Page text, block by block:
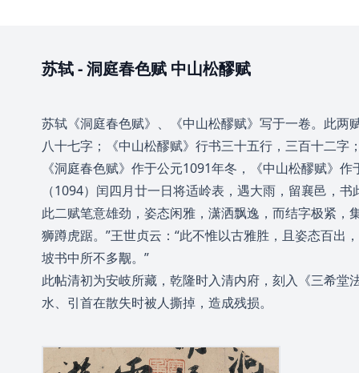
苏轼-洞庭春色赋 中山松醪赋
苏轼《洞庭春色赋》、《中山松醪赋》写于一卷。此
八十七字；《中山松醪赋》行书三十五行，三百十二
《洞庭春色赋》作于公元1091年冬，《中山松醪赋》
（1094）闰四月廿一日将适岭表，遇大雨，留襄邑，
此二赋笔意雄劲，姿态闲雅，潇洒飘逸，而结字极紧
狮蹲虎踞。”王世贞云：“此不惟以古雅胜，且姿态百出
坡书中所不多觏。”
此帖清初为安岐所藏，乾隆时入清内府，刻入《三希
水、引首在散失时被人撕掉，造成残损。